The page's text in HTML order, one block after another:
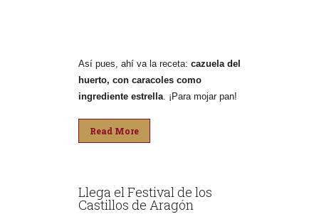
Así pues, ahí va la receta: cazuela del
huerto, con caracoles como
ingrediente estrella. ¡Para mojar pan!
Read More
Llega el Festival de los
Castillos de Aragón